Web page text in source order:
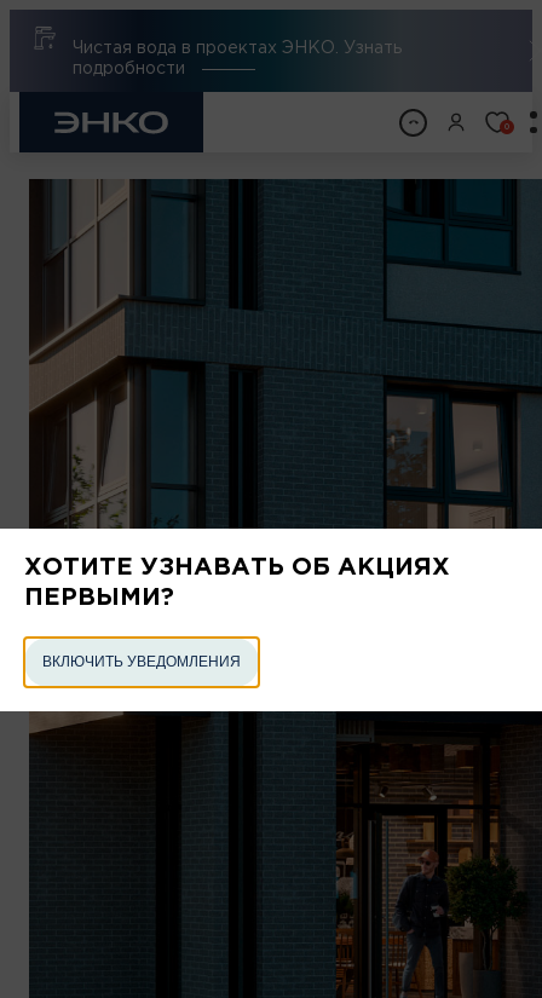
Чистая вода в проектах ЭНКО. Узнать
подробности
0
НАЗАД
ДЕЛОВАЯ
НЕДВИЖИМОСТЬ ДЛЯ
ЛЮДЕЙ ДЕЛА
В лизинг
В аренду
ХОТИТЕ УЗНАВАТЬ ОБ АКЦИЯХ
ПЕРВЫМИ?
ВКЛЮЧИТЬ УВЕДОМЛЕНИЯ